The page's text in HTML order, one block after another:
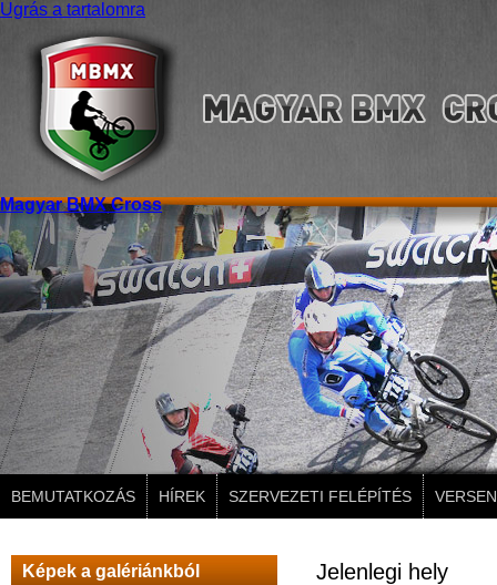
Ugrás a tartalomra
Magyar BMX Cross
BEMUTATKOZÁS HÍREK SZERVEZETI FELÉPÍTÉS
Képek a galériánkból Jelenlegi hely